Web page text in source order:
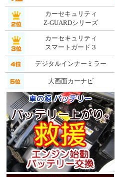
カーセキュリティ
Z-GUARDシリーズ
カーセキュリティ
スマートガード３
デジタルインナーミラー
大画面カーナビ